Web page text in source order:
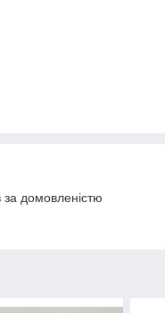
домовленістю